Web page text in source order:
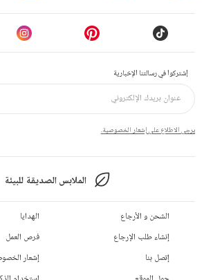
إشتركوا في رسالتنا الإخبارية
يرجى الاطلاع على إشعار الخصوصية.
الملابس الصديقة للبيئة
الشحن و الأرجاع
إنشاء طلب الإرجاع
إتصل بنا
الهدايا
فرص العمل
إشعار